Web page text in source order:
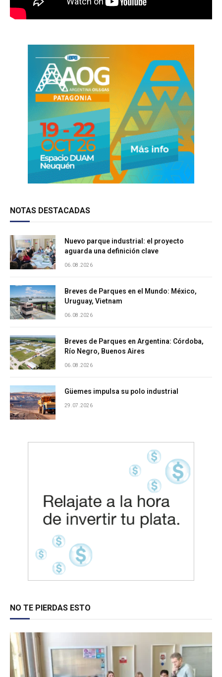
NOTAS DESTACADAS
Nuevo parque industrial: el proyecto
aguarda una definición clave
06.08.2026
Breves de Parques en el Mundo: México,
Uruguay, Vietnam
06.08.2026
Breves de Parques en Argentina: Córdoba,
Río Negro, Buenos Aires
06.08.2026
Güemes impulsa su polo industrial
29.07.2026
NO TE PIERDAS ESTO